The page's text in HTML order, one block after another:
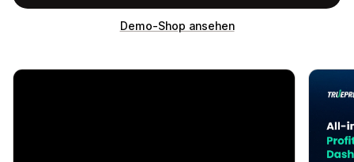
Demo-Shop ansehen